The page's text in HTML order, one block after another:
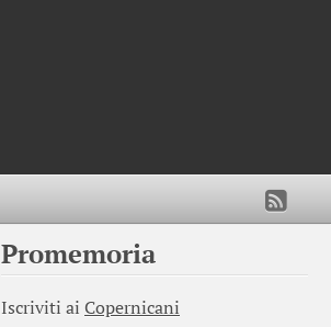
Promemoria
Iscriviti ai Copernicani